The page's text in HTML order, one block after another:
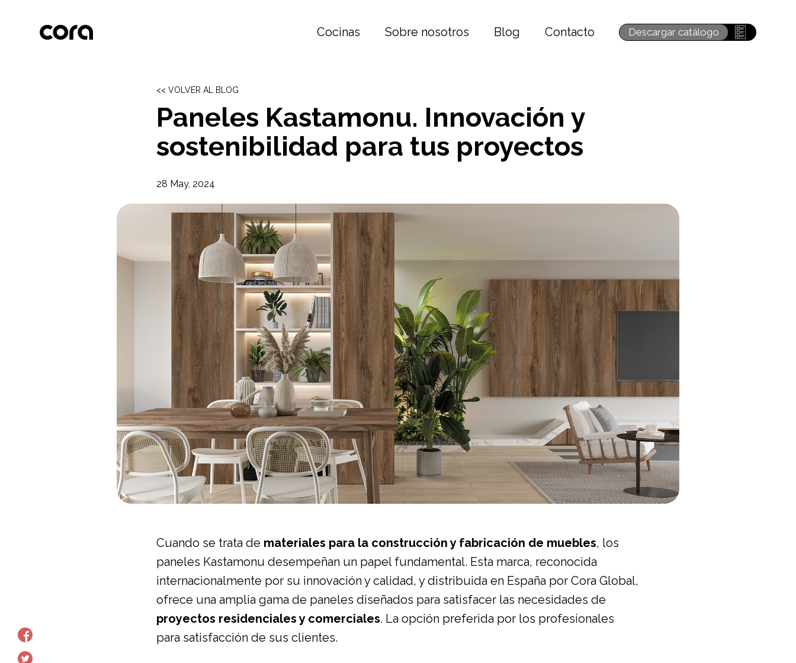
Cocinas Sobre nosotros Blog Contacto Descargar catálogo
<< VOLVER AL BLOG
Paneles Kastamonu. Innovación y
sostenibilidad para tus proyectos
28 May, 2024
Cuando se trata de materiales para la construcción y fabricación de muebles, los
paneles Kastamonu desempeñan un papel fundamental. Esta marca, reconocida
internacionalmente por su innovación y calidad, y distribuida en España por Cora Global,
ofrece una amplia gama de paneles diseñados para satisfacer las necesidades de
proyectos residenciales y comerciales. La opción preferida por los profesionales
para satisfacción de sus clientes.